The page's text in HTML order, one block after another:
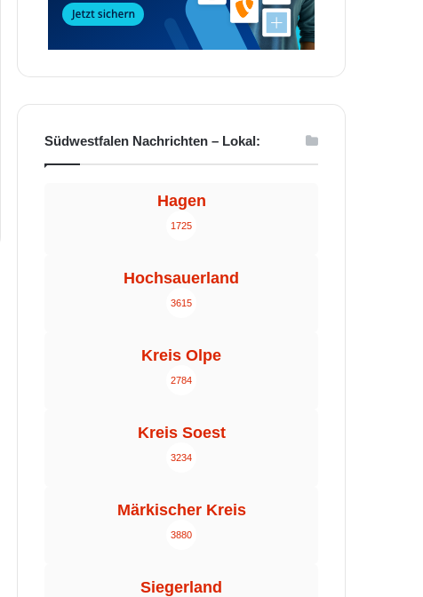
Südwestfalen Nachrichten – Lokal:
Hagen
1725
Hochsauerland
3615
Kreis Olpe
2784
Kreis Soest
3234
Märkischer Kreis
3880
Siegerland